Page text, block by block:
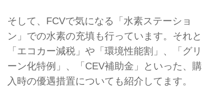
そして、FCVで気になる「水素ステーショ
ン」での水素の充填も行っています。それと
「エコカー減税」や「環境性能割」、「グリ
ーン化特例」、「CEV補助金」といった、購
入時の優遇措置についても紹介してます。